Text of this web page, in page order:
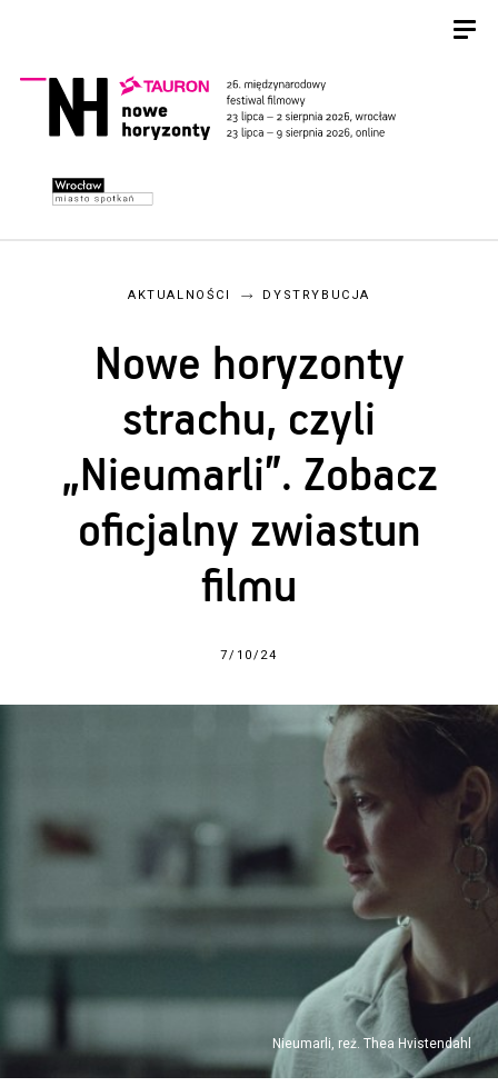
AKTUALNOŚCI DYSTRYBUCJA
Nowe horyzonty
strachu, czyli
„Nieumarli”. Zobacz
oficjalny zwiastun
filmu
7/10/24
Nieumarli, reż. Thea Hvistendahl